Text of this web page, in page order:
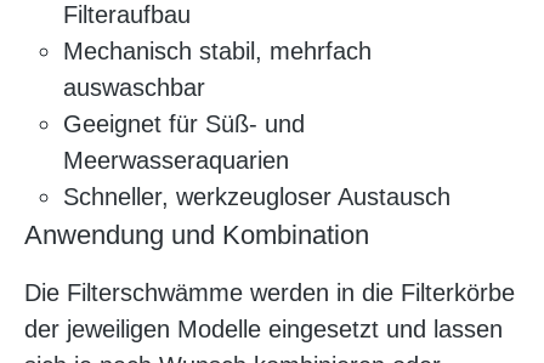
Filteraufbau
Mechanisch stabil, mehrfach
auswaschbar
Geeignet für Süß- und
Meerwasseraquarien
Schneller, werkzeugloser Austausch
Anwendung und Kombination
Die Filterschwämme werden in die Filterkörbe
der jeweiligen Modelle eingesetzt und lassen